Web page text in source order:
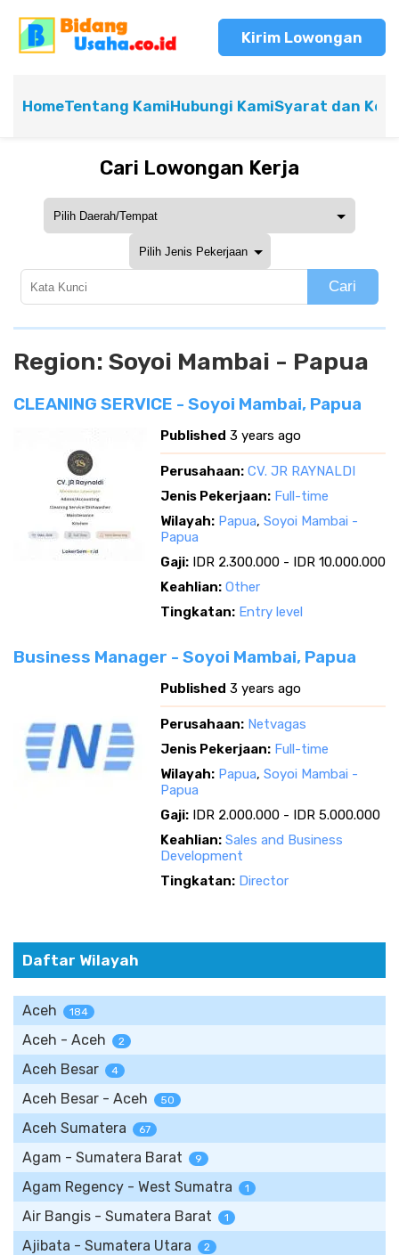
Kirim Lowongan
HomeTentang KamiHubungi KamiSyarat dan
Cari Lowongan Kerja
Cari
Region: Soyoi Mambai - Papua
CLEANING SERVICE - Soyoi Mambai, Papua
Published 3 years ago
Perusahaan: CV. JR RAYNALDI
Jenis Pekerjaan: Full-time
Wilayah: Papua, Soyoi Mambai -
Papua
Gaji: IDR 2.300.000 - IDR 10.000.000
Keahlian: Other
Tingkatan: Entry level
Business Manager - Soyoi Mambai, Papua
Published 3 years ago
Perusahaan: Netvagas
Jenis Pekerjaan: Full-time
Wilayah: Papua, Soyoi Mambai -
Papua
Gaji: IDR 2.000.000 - IDR 5.000.000
Keahlian: Sales and Business
Development
Tingkatan: Director
Daftar Wilayah
Aceh 184
Aceh - Aceh 2
Aceh Besar 4
Aceh Besar - Aceh 50
Aceh Sumatera 67
Agam - Sumatera Barat 9
Agam Regency - West Sumatra 1
Air Bangis - Sumatera Barat 1
Ajibata - Sumatera Utara 2